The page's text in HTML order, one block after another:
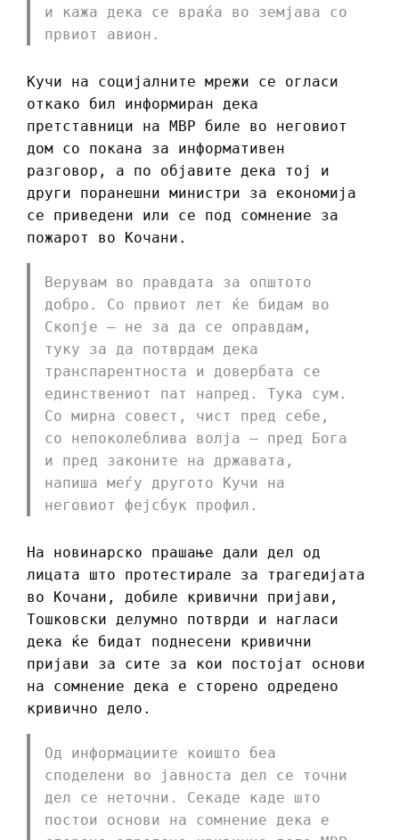
и кажа дека се враќа во земјава со
првиот авион.
Кучи на социјалните мрежи се огласи
откако бил информиран дека
претставници на МВР биле во неговиот
дом со покана за информативен
разговор, а по објавите дека тој и
други поранешни министри за економија
се приведени или се под сомнение за
пожарот во Кочани.
Верувам во правдата за општото
добро. Со првиот лет ќе бидам во
Скопје – не за да се оправдам,
туку за да потврдам дека
транспарентноста и довербата се
единствениот пат напред. Тука сум.
Со мирна совест, чист пред себе,
со непоколеблива волја – пред Бога
и пред законите на државата,
напиша меѓу другото Кучи на
неговиот фејсбук профил.
На новинарско прашање дали дел од
лицата што протестирале за трагедијата
во Кочани, добиле кривични пријави,
Тошковски делумно потврди и нагласи
дека ќе бидат поднесени кривични
пријави за сите за кои постојат основи
на сомнение дека е сторено одредено
кривично дело.
Од информациите коишто беа
споделени во јавноста дел се точни
дел се неточни. Секаде каде што
постои основи на сомнение дека е